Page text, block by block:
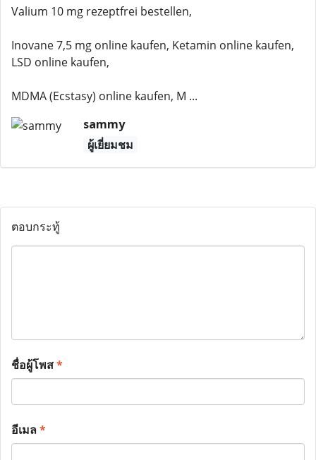
Valium 10 mg rezeptfrei bestellen,
Inovane 7,5 mg online kaufen, Ketamin online kaufen,
LSD online kaufen,
MDMA (Ecstasy) online kaufen, M ...
sammy
ผู้เยี่ยมชม
ตอบกระทู้
ชื่อผู้โพส*
อีเมล*